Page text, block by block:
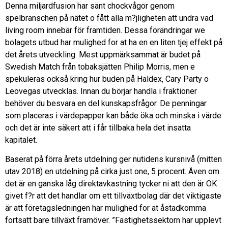
Denna miljardfusion har sänt chockvågor genom
spelbranschen på nätet o fått alla m?jligheten att undra vad
living room innebär för framtiden. Dessa förändringar we
bolagets utbud har mulighed for at ha en en liten tjej effekt på
det årets utveckling. Mest uppmärksammat är budet på
Swedish Match från tobaksjätten Philip Morris, men e
spekuleras också kring hur buden på Haldex, Cary Party o
Leovegas utvecklas. Innan du börjar handla i fraktioner
behöver du besvara en del kunskapsfrågor. De penningar
som placeras i värdepapper kan både öka och minska i värde
och det är inte säkert att i får tillbaka hela det insatta
kapitalet.
Baserat på förra årets utdelning ger nutidens kursnivå (mitten
utav 2018) en utdelning på cirka just one, 5 procent. Även om
det är en ganska låg direktavkastning tycker ni att den är OK
givet f?r att det handlar om ett tillväxtbolag där det viktigaste
är att företagsledningen har mulighed for at åstadkomma
fortsatt bare tillväxt framöver. ”Fastighetssektorn har upplevt